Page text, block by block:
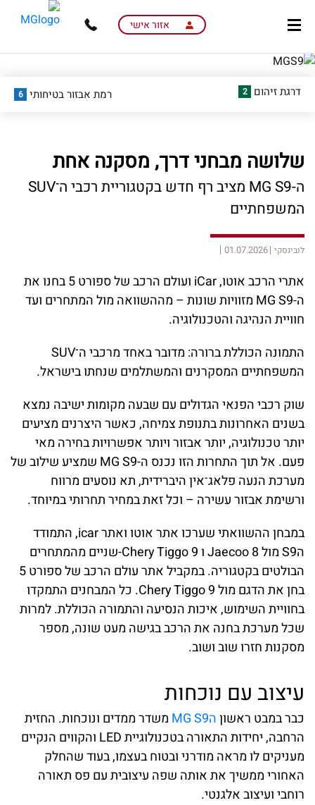
content
menu
אזור אישי
דרגת זיהום 2 רמת אבזור בטיחותי 6
שלושה מבחני דרך, מסקנה אחת
ה-MG S9 מציב רף חדש בקטגוריית רכבי ה־SUV
המשפחתיים
לובינסקי 01.07.2026
אתרי הרכב אוטו, iCar ועולם הרכב של ספורט 5 בחנו את
ה-MG S9 מזוויות שונות – מההשוואה מול המתחרים ועד
חוויית הנהיגה והטכנולוגיה.
התמונה הכוללת ברורה: מדובר באחד מרכבי ה־SUV
המשפחתיים המסקרנים והמשתלמים שנחתו בישראל.
שוק רכבי הפנאי הגדולים עם שבעה מקומות ישיבה נמצא
בשנים האחרונות בתנופת צמיחה, כאשר היצרנים מציעים
יותר טכנולוגיה, יותר אבזור ויותר אפשרויות בחירה מאי
פעם. אל תוך התחרות הזו נכנס ה-MG S9 שמציע שילוב של
מערכת הנעה פלאג־אין היברידית, תא נוסעים מרווח
ורשימת אבזור עשירה – וכל זאת במחיר תחרותי במיוחד.
במבחן ההשוואתי שערכו אתר אוטו ואתר icar, התמודד
הS9 מול Jaecoo 8 ו Chery Tiggo 9-שניים מהמתחרים
הבולטים בקטגוריה. במקביל אתר עולם הרכב של ספורט 5
בחן את הדגם מול Chery Tiggo 9. כל המבחנים התמקדו
בחוויית השימוש, איכות הנסיעה והתמורה הכוללת. למרות
שכל מערכת בחנה את הרכב בגישה מעט שונה, מספר
מסקנות חזרו שוב ושוב.
עיצוב עם נוכחות
כבר במבט ראשוןהMG S9
משדר ממדים ונוכחות. החזית
הרחבה, יחידות התאורה בטכנולוגיית LED והקווים הנקיים
מעניקים לו מראה מודרני ובטוח בעצמו, בעוד שהחלק
האחורי ממשיך את אותה שפה עיצובית עם פס תאורה
רוחבי ועיצוב אלגנטי.